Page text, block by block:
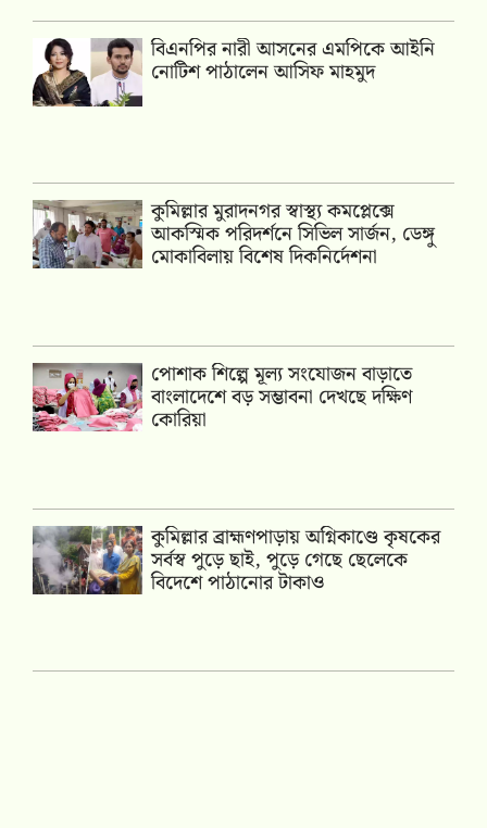
বিএনপির নারী আসনের এমপিকে আইনি
নোটিশ পাঠালেন আসিফ মাহমুদ
কুমিল্লার মুরাদনগর স্বাস্থ্য কমপ্লেক্সে
আকস্মিক পরিদর্শনে সিভিল সার্জন, ডেঙ্গু
মোকাবিলায় বিশেষ দিকনির্দেশনা
পোশাক শিল্পে মূল্য সংযোজন বাড়াতে
বাংলাদেশে বড় সম্ভাবনা দেখছে দক্ষিণ
কোরিয়া
কুমিল্লার ব্রাহ্মণপাড়ায় অগ্নিকাণ্ডে কৃষকের
সর্বস্ব পুড়ে ছাই, পুড়ে গেছে ছেলেকে
বিদেশে পাঠানোর টাকাও